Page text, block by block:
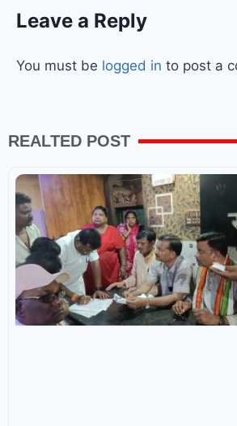
Leave a Reply
You must be logged in to post a
REALTED POST